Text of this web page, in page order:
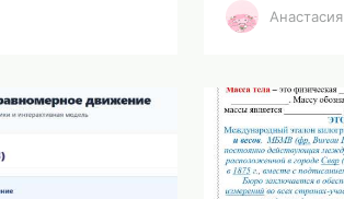
Анастасия